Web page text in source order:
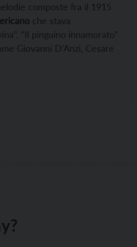
composte fra il 1915
che stava
“Il pinguino innamorato”
Giovanni D’Anzi, Cesare